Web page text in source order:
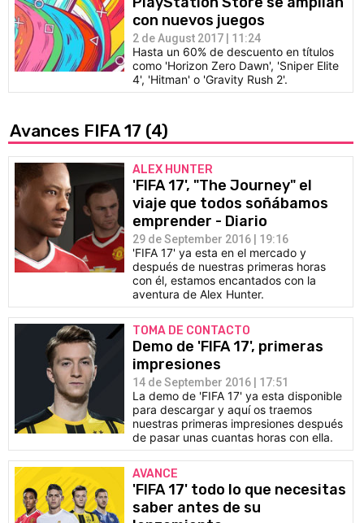
con nuevos juegos
2 de August 2017 | 11:24
Hasta un 60% de descuento en títulos
como 'Horizon Zero Dawn', 'Sniper Elite
4', 'Hitman' o 'Gravity Rush 2'.
Avances FIFA 17 (4)
ALEX HUNTER
'FIFA 17', "The Journey" el
viaje que todos soñábamos
emprender - Diario
29 de September 2016 | 19:16
'FIFA 17' ya esta en el mercado y
después de nuestras primeras horas
con él, estamos encantados con la
aventura de Alex Hunter.
TOMA DE CONTACTO
Demo de 'FIFA 17', primeras
impresiones
14 de September 2016 | 17:51
La demo de 'FIFA 17' ya esta disponible
para descargar y aquí os traemos
nuestras primeras impresiones después
de pasar unas cuantas horas con ella.
AVANCE
'FIFA 17' todo lo que necesitas
saber antes de su